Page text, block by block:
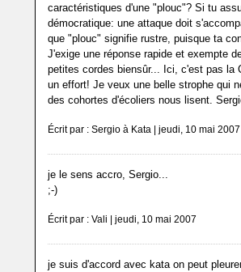
caractéristiques d'une "plouc"? Si tu
démocratique: une attaque doit
que "plouc" signifie rustre, puisque ta
J'exige une réponse rapide et exempte
petites cordes biensûr... Ici, c'est pas la
un effort! Je veux une belle strophe qui
des cohortes d'écoliers nous lisent.
Écrit par : Sergio à Kata | jeudi, 10 mai 2007
je le sens accro, Sergio...
;-)
Écrit par : Vali | jeudi, 10 mai 2007
je suis d'accord avec kata on peut